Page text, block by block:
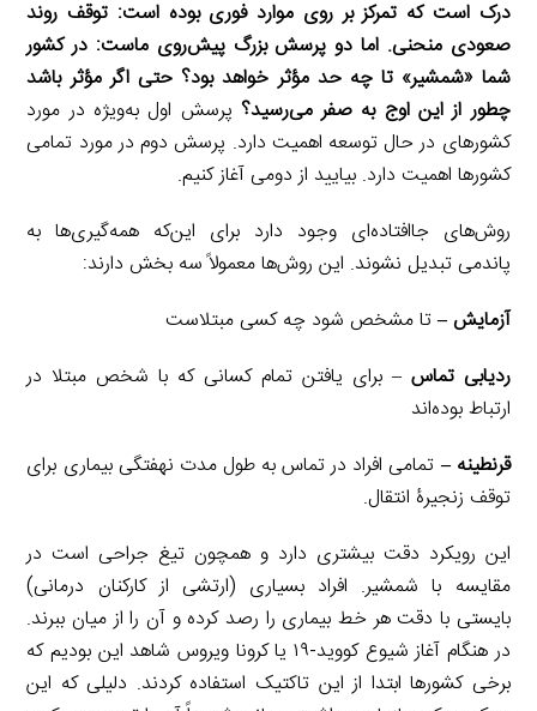
درک است که تمرکز بر روی موارد فوری بوده است: توقف روند
صعودی منحنی. اما دو پرسش بزرگ پیش‌روی ماست: در کشور
شما «شمشیر» تا چه حد مؤثر خواهد بود؟ حتی اگر مؤثر باشد
چطور از این اوج به صفر می‌رسید؟ پرسش اول به‌ویژه در مورد
کشورهای در حال توسعه اهمیت دارد. پرسش دوم در مورد تمامی
کشورها اهمیت دارد. بیایید از دومی آغاز کنیم.
روش‌های جاافتاد‌ه‌ای وجود دارد برای این‌که همه‌گیری‌ها به
پاندمی تبدیل نشوند. این روش‌ها معمولاً سه بخش دارند:
آزمایش–تا مشخص شود چه کسی مبتلاست
ردیابی تماس– برای یافتن تمام کسانی که با شخص مبتلا در
ارتباط بوده‌اند
قرنطینه–تمامی افراد در تماس به طول مدت نهفتگی بیماری برای
توقف زنجیرۀ انتقال.
این رویکرد دقت بیشتری دارد و همچون تیغ جراحی‌ است در
مقایسه با شمشیر. افراد بسیاری (ارتشی از کارکنان درمانی)
بایستی با دقت هر خط بیماری را رصد کرده و آن را از میان ببرند.
در هنگام آغاز شیوع کووید-۱۹ یا کرونا ویروس شاهد این بودیم که
برخی کشورها ابتدا از این تاکتیک استفاده کردند. دلیلی که این